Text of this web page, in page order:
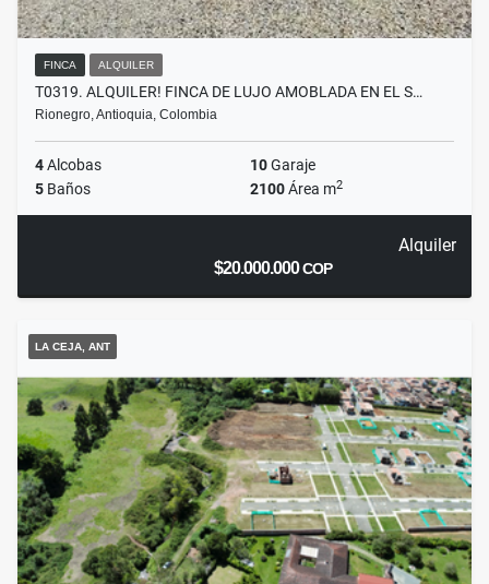
FINCA ALQUILER
T0319. ALQUILER! FINCA DE LUJO AMOBLADA EN EL S…
Rionegro, Antioquia, Colombia
4Alcobas 10Garaje
5 Baños 2100Área m2
Alquiler
$20.000.000COP
LA CEJA, ANT